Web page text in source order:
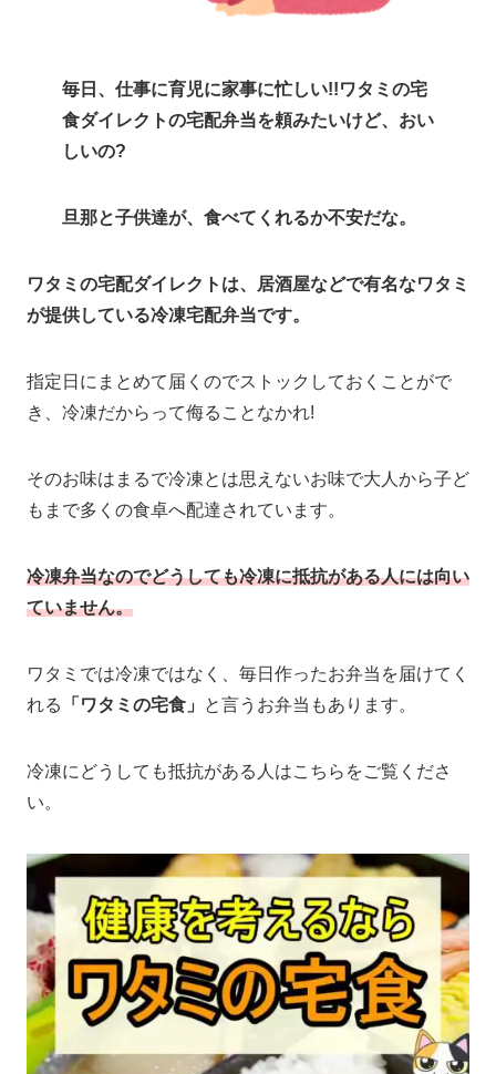
毎日、仕事に育児に家事に忙しい!!ワタミの宅
食ダイレクトの宅配弁当を頼みたいけど、おい
しいの?
旦那と子供達が、食べてくれるか不安だな。
ワタミの宅配ダイレクトは、居酒屋などで有名なワタミ
が提供している冷凍宅配弁当です。
指定日にまとめて届くのでストックしておくことがで
き、冷凍だからって侮ることなかれ!
そのお味はまるで冷凍とは思えないお味で大人から子ど
もまで多くの食卓へ配達されています。
冷凍弁当なのでどうしても冷凍に抵抗がある人には向い
ていません。
ワタミでは冷凍ではなく、毎日作ったお弁当を届けてく
れる
「ワタミの宅食」 と言うお弁当もあります。
冷凍にどうしても抵抗がある人はこちらをご覧くださ
い。